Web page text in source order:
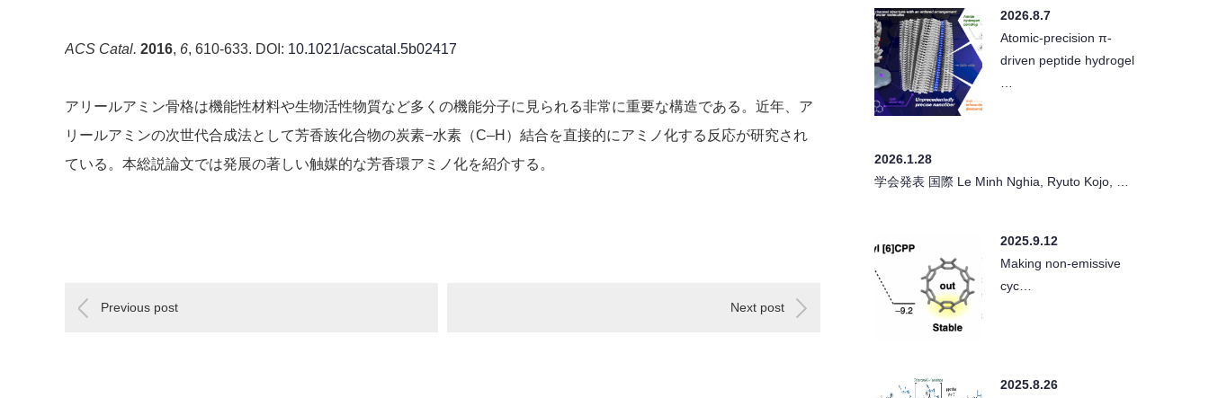
ACS Catal. 2016, 6, 610-633. DOI: 10.1021/acscatal.5b02417
アリールアミン骨格は機能性材料や生物活性物質など多くの機能分子に見られる非常に重要な構造である。近年、ア
リールアミンの次世代合成法として芳香族化合物の炭素−水素（C–H）結合を直接的にアミノ化する反応が研究され
ている。本総説論文では発展の著しい触媒的な芳香環アミノ化を紹介する。
Previous post Next post
2026.8.7
Atomic-precision π-
driven peptide hydrogel
2026.1.28
学会発表 国際 Le Minh Nghia, Ryuto Kojo, …
2025.9.12
Making non-emissive
cyc…
2025.8.26